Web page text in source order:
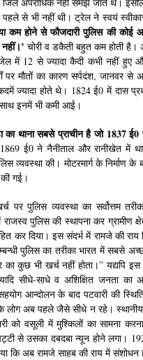
से भी नहीं थी। ट्रेल ने स्वयं
कम होने से फौजदारी पुलिस की कोई
चोरी व डकैती बहुत कम होती है।
12 से ज्यादा कैदी कभी नहीं हुए
पर मौतों का कारण सर्पदंश, जानवर से
ज्यादा होते थे। 1824 ई0 में दास
इनमें भी कमी आई।
का थाना सबसे प्राचीन है जो 1837
ई0 ने नैनीताल और रानीखेत में
व्यवस्था की। मोटरमार्ग के निर्माण
की गई।
पर पुलिस व्यवस्था का सर्वोत्तम
पुलिस की स्थापना कर ग्रामीण
कर दिया। इस संदर्भ में रामजे की
पुलिस का तरीका भारत में सबसे
कुछ भी खर्च नहीं होता।” यद्यपि इस
सीधे-साधे व अशिक्षित जनता
आन्दोलन के बाद पटवारी की स्थिति
अब पहले जैसे सीधे न रहे।
को वसूली में मुश्किलों का सामना
से उसका दबदबा न्यून होने लगा।
कि अब रामजे साहब की राय में संशोधन